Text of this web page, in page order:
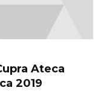
Ateca
2019